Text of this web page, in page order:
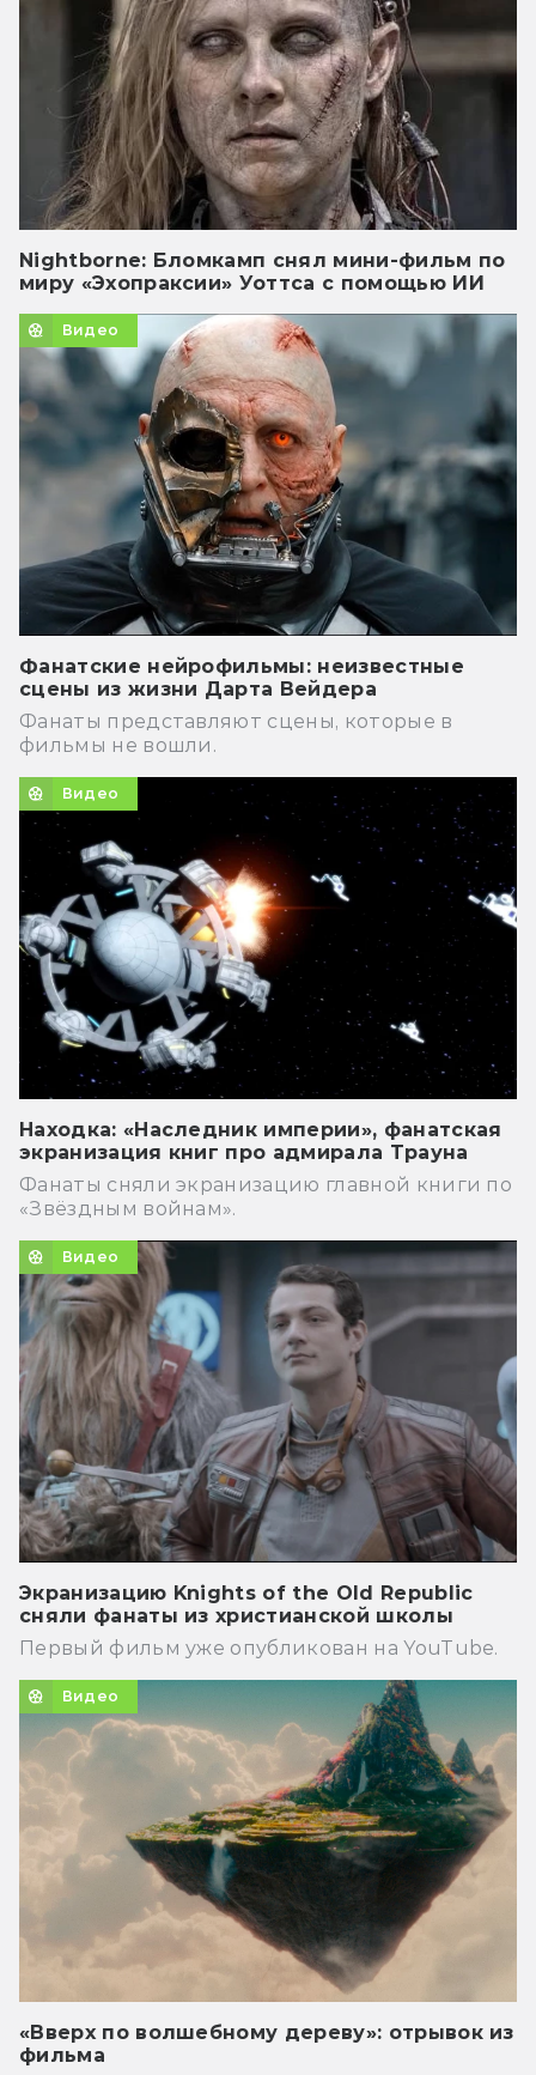
Nightborne: Бломкамп снял мини-фильм по
миру «Эхопраксии» Уоттса с помощью ИИ
Видео
Фанатские нейрофильмы: неизвестные
сцены из жизни Дарта Вейдера
Фанаты представляют сцены, которые в
фильмы не вошли.
Видео
Находка: «Наследник империи», фанатская
экранизация книг про адмирала Трауна
Фанаты сняли экранизацию главной книги по
«Звёздным войнам».
Видео
Экранизацию Knights of the Old Republic
сняли фанаты из христианской школы
Первый фильм уже опубликован на YouTube.
Видео
«Вверх по волшебному дереву»: отрывок из
фильма